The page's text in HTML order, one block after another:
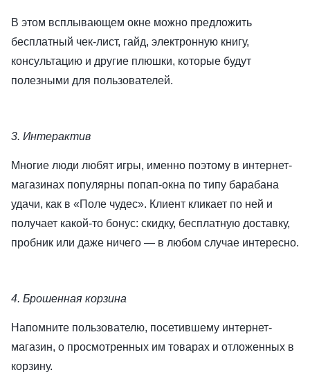
В этом всплывающем окне можно предложить
бесплатный чек-лист, гайд, электронную книгу,
консультацию и другие плюшки, которые будут
полезными для пользователей.
3. Интерактив
Многие люди любят игры, именно поэтому в интернет-
магазинах популярны попап-окна по типу барабана
удачи, как в «Поле чудес». Клиент кликает по ней и
получает какой-то бонус: скидку, бесплатную доставку,
пробник или даже ничего — в любом случае интересно.
4. Брошенная корзина
Напомните пользователю, посетившему интернет-
магазин, о просмотренных им товарах и отложенных в
корзину.